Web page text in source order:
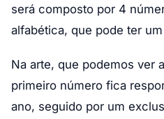
será composto por 4
alfabética, que pode ter
Na arte, que podemos ver
primeiro número fica
ano, seguido por um